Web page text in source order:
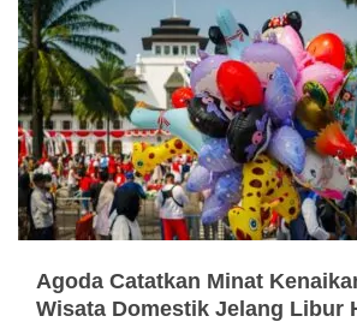
Agoda Catatkan Minat
Wisata Domestik Jelang Libur